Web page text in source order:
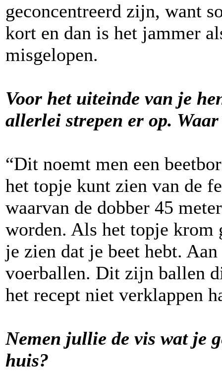
geconcentreerd zijn, want
kort en dan is het jammer
misgelopen.
Voor het uiteinde van je
allerlei strepen er op.
“Dit noemt men een
het topje kunt zien van de
waarvan de dobber 45
worden. Als het topje krom
je zien dat je beet hebt.
voerballen. Dit zijn ballen
het recept niet verklappen
Nemen jullie de vis wat je
huis?